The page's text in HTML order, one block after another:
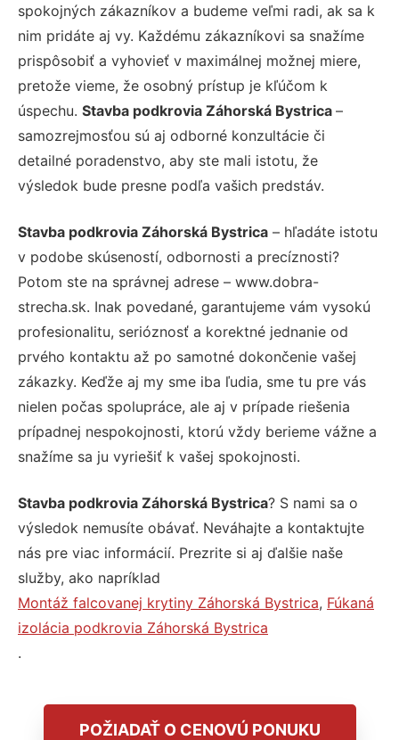
spokojných zákazníkov a budeme veľmi radi, ak sa k
nim pridáte aj vy. Každému zákazníkovi sa snažíme
prispôsobiť a vyhovieť v maximálnej možnej miere,
pretože vieme, že osobný prístup je kľúčom k
úspechu. Stavba podkrovia Záhorská Bystrica –
samozrejmosťou sú aj odborné konzultácie či
detailné poradenstvo, aby ste mali istotu, že
výsledok bude presne podľa vašich predstáv.
Stavba podkrovia Záhorská Bystrica – hľadáte istotu
v podobe skúseností, odbornosti a precíznosti?
Potom ste na správnej adrese – www.dobra-
strecha.sk. Inak povedané, garantujeme vám vysokú
profesionalitu, serióznosť a korektné jednanie od
prvého kontaktu až po samotné dokončenie vašej
zákazky. Keďže aj my sme iba ľudia, sme tu pre vás
nielen počas spolupráce, ale aj v prípade riešenia
prípadnej nespokojnosti, ktorú vždy berieme vážne a
snažíme sa ju vyriešiť k vašej spokojnosti.
Stavba podkrovia Záhorská Bystrica? S nami sa o
výsledok nemusíte obávať. Neváhajte a kontaktujte
nás pre viac informácií. Prezrite si aj ďalšie naše
služby, ako napríklad
Montáž falcovanej krytiny Záhorská Bystrica, Fúkaná
izolácia podkrovia Záhorská Bystrica
.
POŽIADAŤ O CENOVÚ PONUKU